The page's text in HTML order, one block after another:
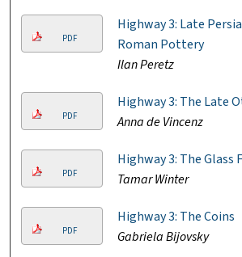
PDF
Highway 3: Late
Roman Pottery
Ilan Peretz
PDF
Highway 3: The Late
Anna de Vincenz
PDF
Highway 3: The Glass
Tamar Winter
PDF
Highway 3: The Coins
Gabriela Bijovsky